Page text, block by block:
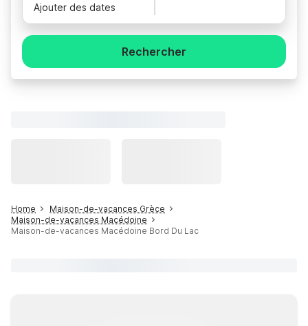
Ajouter des dates
Rechercher
Home
Maison-de-vacances Grèce
Maison-de-vacances Macédoine
Maison-de-vacances Macédoine Bord Du Lac